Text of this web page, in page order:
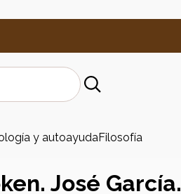
y autoayudaFilosofía
José García.